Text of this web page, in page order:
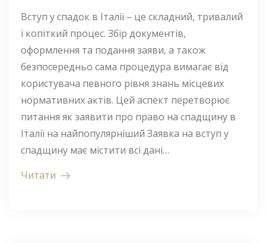
Вступ у спадок в Італії – це складний, тривалий
і копіткий процес. Збір документів,
оформлення та подання заяви, а також
безпосередньо сама процедура вимагає від
користувача певного рівня знань місцевих
нормативних актів. Цей аспект перетворює
питання як заявити про право на спадщину в
Італії на найпопулярніший Заявка на вступ у
спадщину має містити всі дані…
Читати